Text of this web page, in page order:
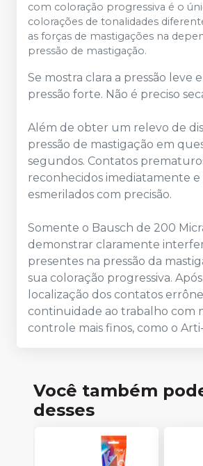
com coloração progressiva é o
colorações de tonalidades
as forças de mastigações na
pressão de mastigação.
Se mostra clara a pressão leve
pressão forte. Não é preciso
Além de obter um relevo de
pressão de mastigação em
segundos. Contatos
reconhecidos imediatamente e
esmerilados com precisão.
Somente o Bausch de 200
demonstrar claramente
presentes na pressão da
sua coloração progressiva.
localização dos contatos
continuidade ao trabalho com
controle mais finos, como o
Você também
desses